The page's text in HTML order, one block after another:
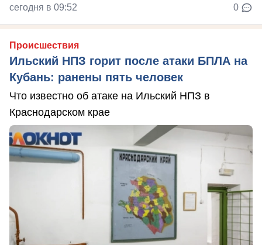
сегодня в 09:52 0
Происшествия
Ильский НПЗ горит после атаки БПЛА на
Кубань: ранены пять человек
Что известно об атаке на Ильский НПЗ в
Краснодарском крае